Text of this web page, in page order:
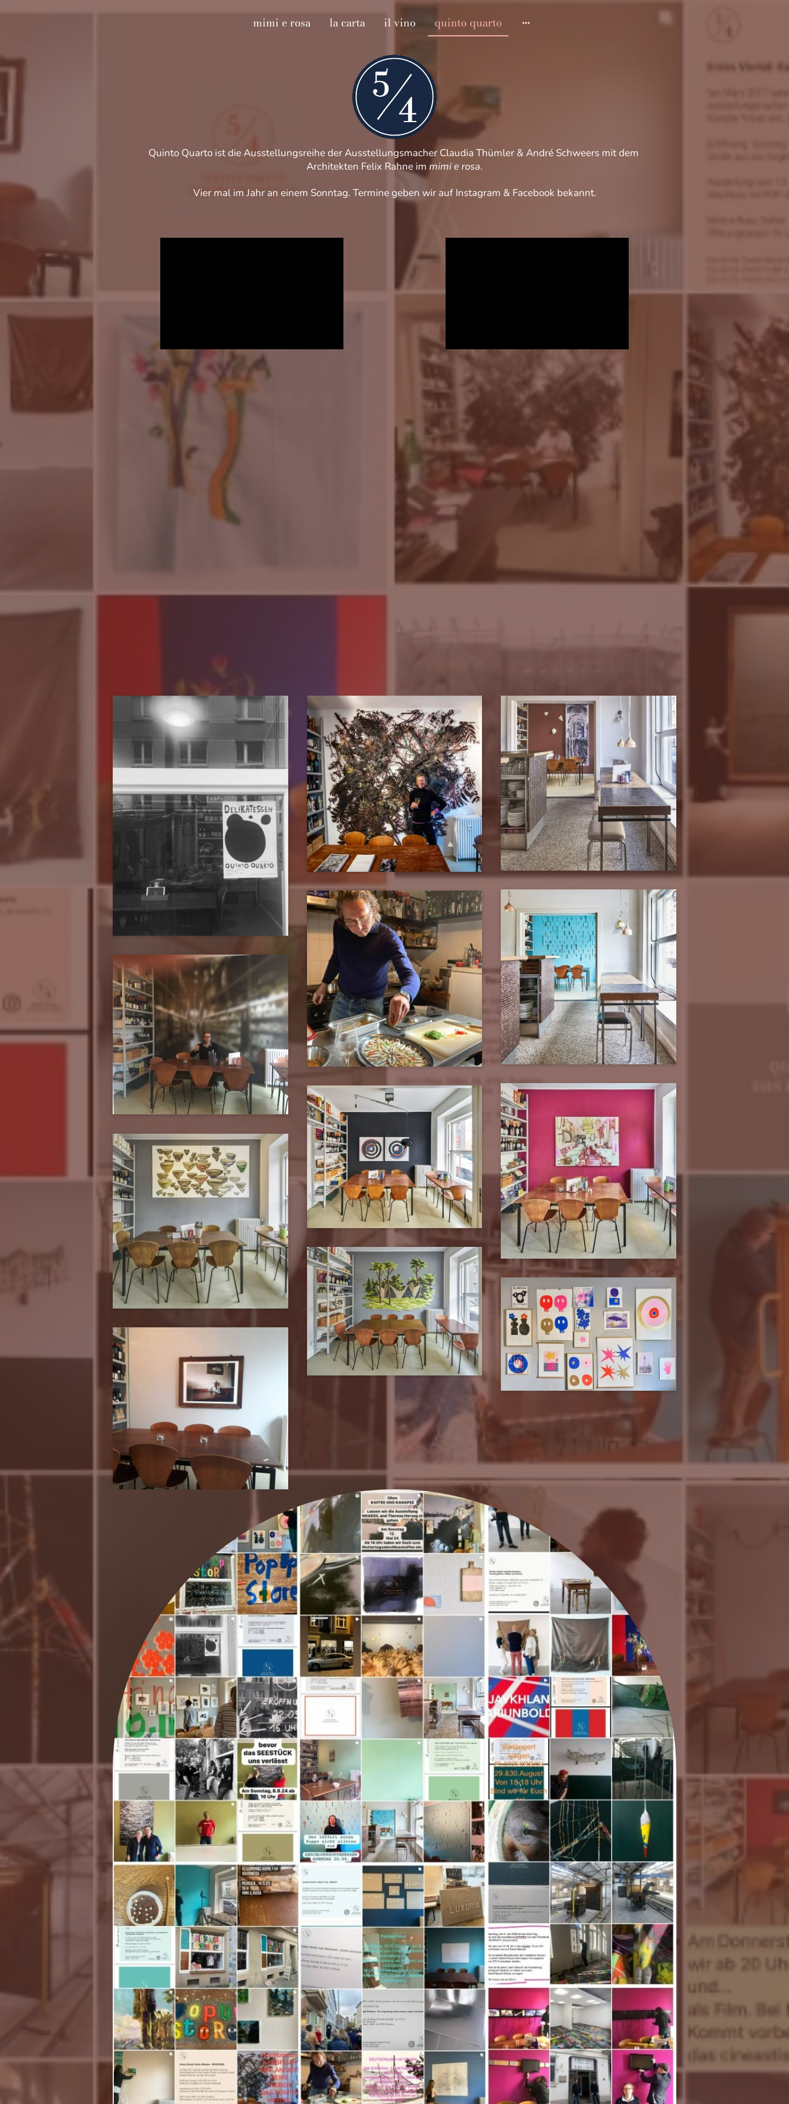
mimi e rosa la carta il vino quinto quarto
Quinto Quarto ist die Ausstellungsreihe der Ausstellungsmacher Claudia Thümler & André Schweers mit dem
Architekten Felix Rahne im mimi e rosa.
Vier mal im Jahr an einem Sonntag. Termine geben wir auf Instagram & Facebook bekannt.